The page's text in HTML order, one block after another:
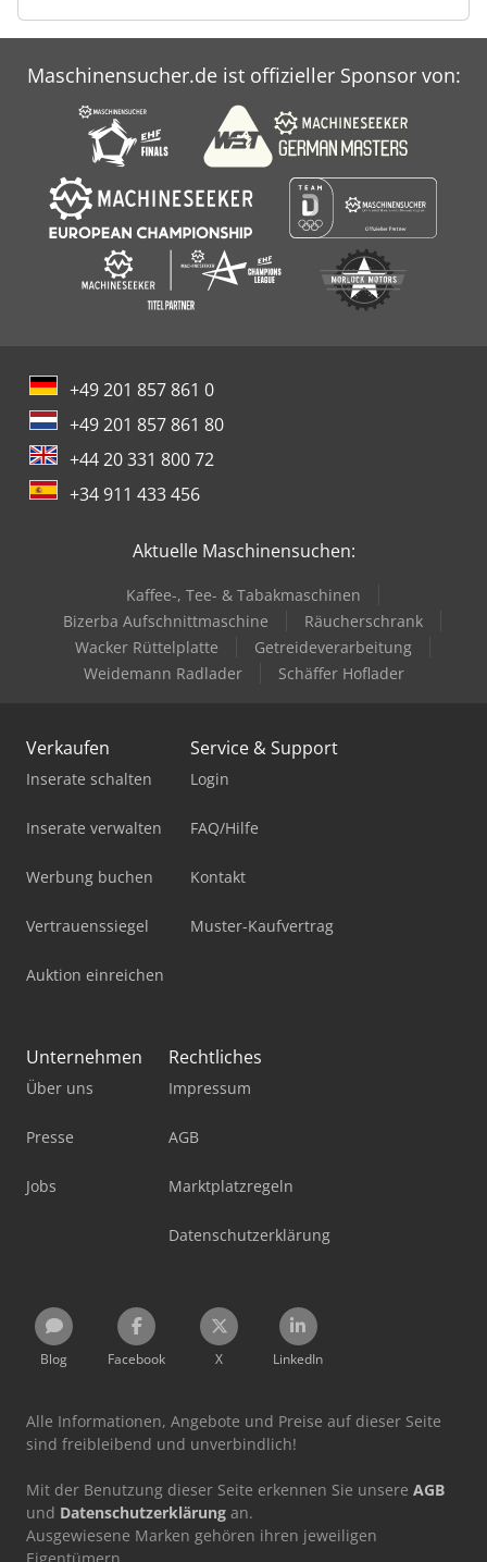
Maschinensucher.de ist offizieller Sponsor von:
+49 201 857 861 0
+49 201 857 861 80
+44 20 331 800 72
+34 911 433 456
Aktuelle Maschinensuchen:
Kaffee-, Tee- & Tabakmaschinen
Bizerba Aufschnittmaschine
Räucherschrank
Wacker Rüttelplatte
Getreideverarbeitung
Weidemann Radlader
Schäffer Hoflader
Verkaufen
Inserate schalten
Inserate verwalten
Werbung buchen
Vertrauenssiegel
Auktion einreichen
Service & Support
Login
FAQ/Hilfe
Kontakt
Muster-Kaufvertrag
Unternehmen
Über uns
Presse
Jobs
Rechtliches
Impressum
AGB
Marktplatzregeln
Datenschutzerklärung
Blog Facebook X LinkedIn
Alle Informationen, Angebote und Preise auf dieser Seite
sind freibleibend und unverbindlich!
Mit der Benutzung dieser Seite erkennen Sie unsere AGB
und Datenschutzerklärung an.
Ausgewiesene Marken gehören ihren jeweiligen